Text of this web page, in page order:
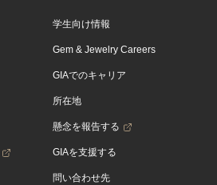
学生向け情報
Gem & Jewelry Careers
GIAでのキャリア
所在地
懸念を報告する
GIAを支援する
問い合わせ先